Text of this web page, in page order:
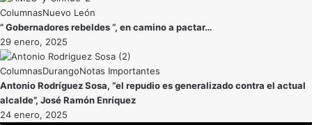
Nuevo León
” Gobernadores rebeldes “, en camino a pactar…
29 enero, 2025
DurangoNotas Importantes
Antonio Rodríguez Sosa, “el repudio es generalizado contra el actual
alcalde”, José Ramón Enríquez
24 enero, 2025